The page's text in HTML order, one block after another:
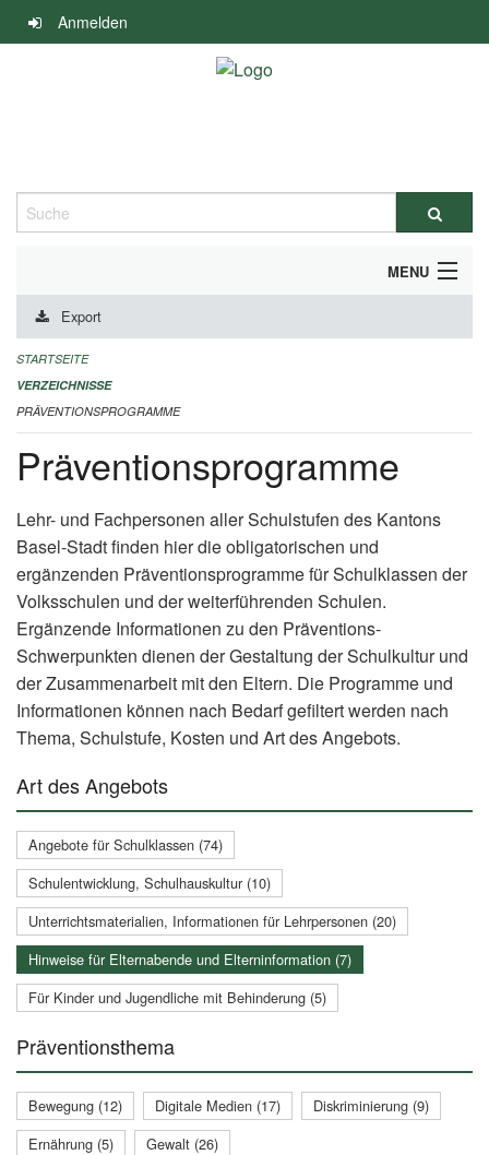
Navigation
überspringen
Anmelden
Suche
MENU
DURCHFÜHRUNG UND FINANZIERUNG
IMPRESSUM
Export
STARTSEITE
VERZEICHNISSE
PRÄVENTIONSPROGRAMME
Präventionsprogramme
Lehr- und Fachpersonen aller Schulstufen des Kantons
Basel-Stadt finden hier die obligatorischen und
ergänzenden Präventionsprogramme für Schulklassen der
Volksschulen und der weiterführenden Schulen.
Ergänzende Informationen zu den Präventions-
Schwerpunkten dienen der Gestaltung der Schulkultur und
der Zusammenarbeit mit den Eltern. Die Programme und
Informationen können nach Bedarf gefiltert werden nach
Thema, Schulstufe, Kosten und Art des Angebots.
Art des Angebots
Angebote für Schulklassen (74)
Schulentwicklung, Schulhauskultur (10)
Unterrichtsmaterialien, Informationen für Lehrpersonen (20)
Hinweise für Elternabende und Elterninformation (7)
Für Kinder und Jugendliche mit Behinderung (5)
Präventionsthema
Bewegung (12) Digitale Medien (17)
Diskriminierung (9)
Ernährung (5)
Gewalt (26)